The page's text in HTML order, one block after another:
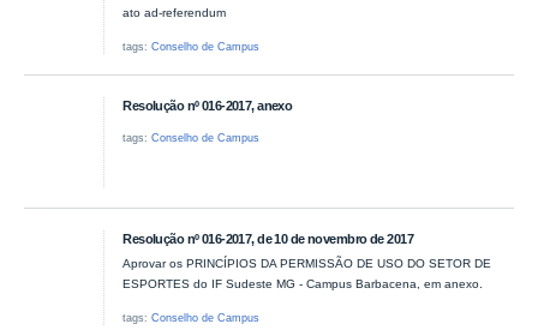
ato ad-referendum
tags:Conselho de Campus
Resolução nº 016-2017, anexo
tags:Conselho de Campus
Resolução nº 016-2017, de 10 de novembro de 2017
Aprovar os PRINCÍPIOS DA PERMISSÃO DE USO DO SETOR DE
ESPORTES do IF Sudeste MG - Campus Barbacena, em anexo.
tags:Conselho de Campus